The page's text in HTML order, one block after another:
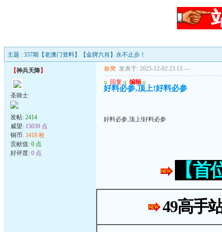
主题 : 337期【老澳门资料】【金牌六肖】永不止步！
【神兵天降】
圣骑士
发帖: 2414
威望: 15039 点
铜币: 3418 枚
贡献值: 0 点
好评度: 0 点
板凳 发表于: 2025-12-02 23:13 ---
u 回复 u 编辑 u
好料必参,顶上!好料必参
好料必参,顶上!好料必参
【
49高手